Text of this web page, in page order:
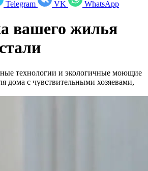
Telegram VK WhatsApp
вашего жилья
технологии и экологичные моющие
дома с чувствительными хозяевами,